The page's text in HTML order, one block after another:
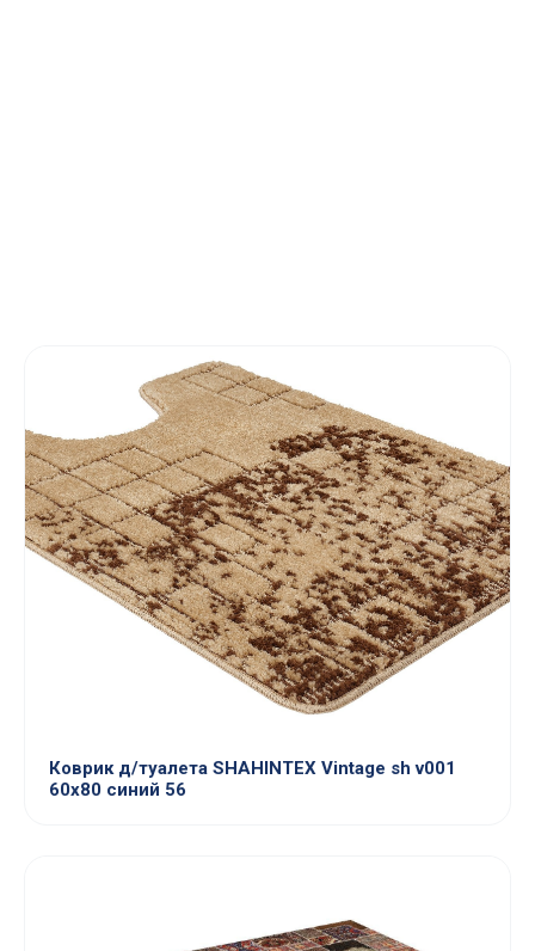
Коврик д/туалета SHAHINTEX Vintage sh v001
60х80 синий 56